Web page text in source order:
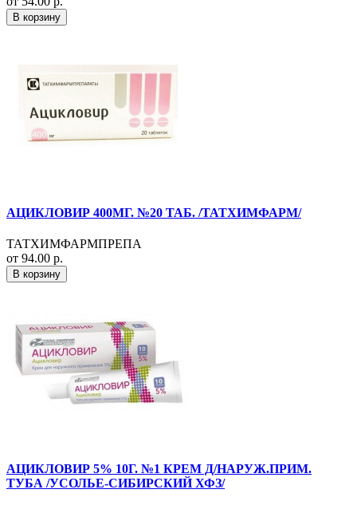
В корзину
АЦИКЛОВИР 400МГ. №20 ТАБ. /ТАТХИМФАРМ/
ТАТХИМФАРМПРЕПА
от 94.00 р.
В корзину
АЦИКЛОВИР 5% 10Г. №1 КРЕМ Д/НАРУЖ.ПРИМ.
ТУБА /УСОЛЬЕ-СИБИРСКИЙ ХФЗ/